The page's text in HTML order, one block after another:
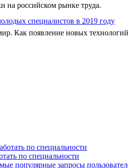
на российском рынке труда.
специалистов в 2019 году
Как появление новых
по специальности